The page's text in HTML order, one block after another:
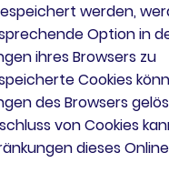
werden,
Option in
ihres Browsers zu
Cookies
des Browsers
von Cookies
dieses